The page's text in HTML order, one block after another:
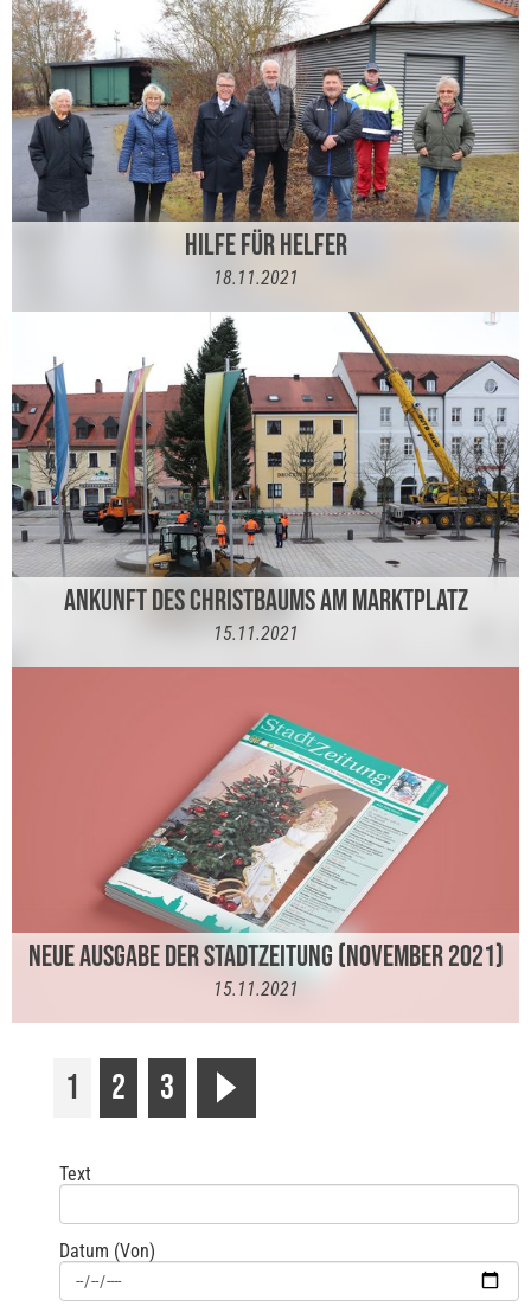
HILFE FÜR HELFER
18.11.2021
ANKUNFT DES CHRISTBAUMS AM MARKTPLATZ
15.11.2021
NEUE AUSGABE DER STADTZEITUNG (NOVEMBER 2021)
15.11.2021
1 2 3 r
Text
Datum (Von)